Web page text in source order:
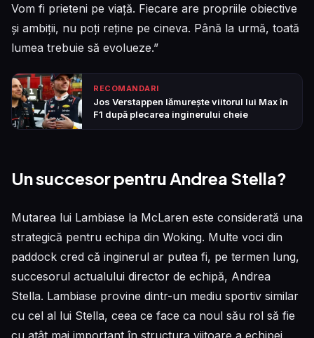
Vom fi prieteni pe viață. Fiecare are propriile obiective
și ambiții, nu poți reține pe cineva. Până la urmă, toată
lumea trebuie să evolueze.”
RECOMANDARI
Jos Verstappen lămurește viitorul lui Max în
F1 după plecarea inginerului cheie
Un succesor pentru Andrea Stella?
Mutarea lui Lambiase la McLaren este considerată una
strategică pentru echipa din Woking. Multe voci din
paddock cred că inginerul ar putea fi, pe termen lung,
succesorul actualului director de echipă, Andrea
Stella. Lambiase provine dintr-un mediu sportiv similar
cu cel al lui Stella, ceea ce face ca noul său rol să fie
cu atât mai important în structura viitoare a echipei